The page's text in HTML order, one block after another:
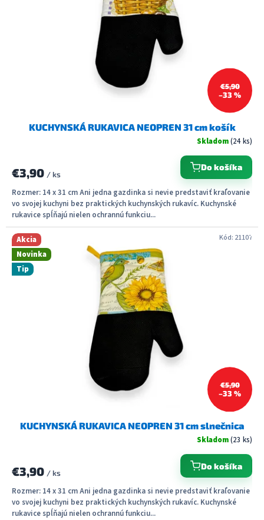
€5,90
–33 %
KUCHYNSKÁ RUKAVICA NEOPREN 31 cm košík
Skladom(24 ks)
€3,90 / ks
Do košíka
Rozmer: 14 x 31 cm Ani jedna gazdinka si nevie predstaviť kraľovanie
vo svojej kuchyni bez praktických kuchynských rukavíc. Kuchynské
rukavice spĺňajú nielen ochrannú funkciu...
Akcia
Novinka
Tip
€5,90
–33 %
KUCHYNSKÁ RUKAVICA NEOPREN 31 cm slnečnica
Skladom(23 ks)
€3,90 / ks
Do košíka
Rozmer: 14 x 31 cm Ani jedna gazdinka si nevie predstaviť kraľovanie
vo svojej kuchyni bez praktických kuchynských rukavíc. Kuchynské
rukavice spĺňajú nielen ochrannú funkciu...
Kód: 21107